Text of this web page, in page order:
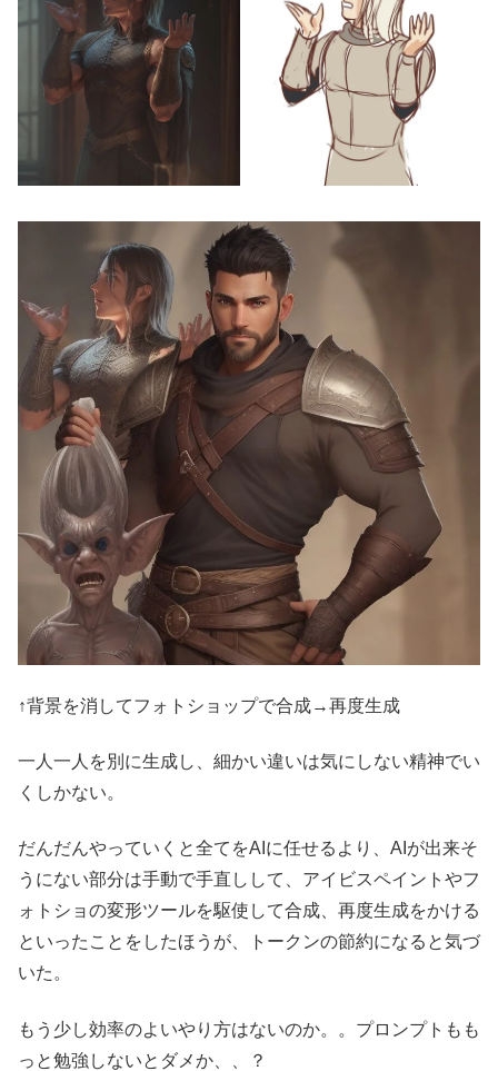
↑背景を消してフォトショップで合成→再度生成
一人一人を別に生成し、細かい違いは気にしない精神でい
くしかない。
だんだんやっていくと全てをAIに任せるより、AIが出来そ
うにない部分は手動で手直しして、アイビスペイントやフ
ォトショの変形ツールを駆使して合成、再度生成をかける
といったことをしたほうが、トークンの節約になると気づ
いた。
もう少し効率のよいやり方はないのか。。プロンプトもも
っと勉強しないとダメか、、？